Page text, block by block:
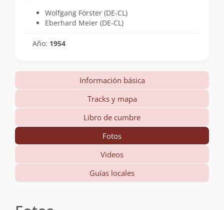
Wolfgang Förster (DE-CL)
Eberhard Meier (DE-CL)
Año: 1954
Información básica
Tracks y mapa
Libro de cumbre
Fotos
Videos
Guías locales